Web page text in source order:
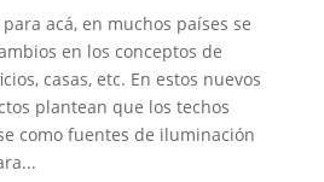
acá, en muchos países se
en los conceptos de
casas, etc. En estos nuevos
plantean que los techos
como fuentes de iluminación